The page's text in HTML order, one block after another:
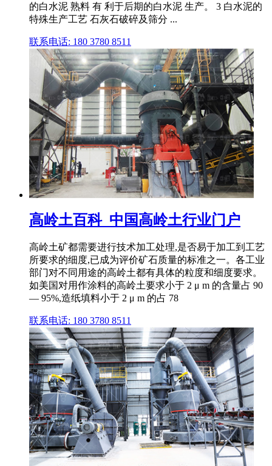
的白水泥 熟料 有 利于后期的白水泥 生产。 3 白水泥的
特殊生产工艺 石灰石破碎及筛分 ...
联系电话: 180 3780 8511
高岭土百科_中国高岭土行业门户
高岭土矿都需要进行技术加工处理,是否易于加工到工艺
所要求的细度,已成为评价矿石质量的标准之一。各工业
部门对不同用途的高岭土都有具体的粒度和细度要求。
如美国对用作涂料的高岭土要求小于 2 μ m 的含量占 90
— 95%,造纸填料小于 2 μ m 的占 78
联系电话: 180 3780 8511